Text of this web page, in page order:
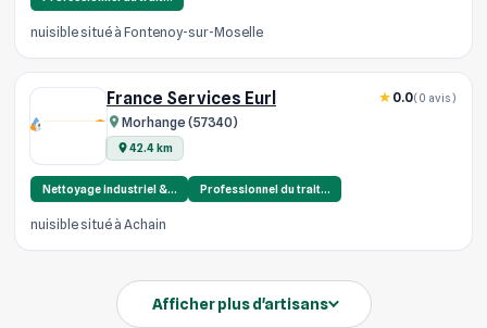
nuisible situé à Fontenoy-sur-Moselle
France Services Eurl
Morhange (57340)
42.4 km
0.0(0 avis)
Nettoyage industriel &… Professionnel du trait…
nuisible situé à Achain
Afficher plus d'artisans